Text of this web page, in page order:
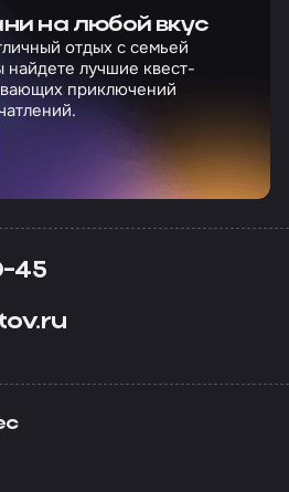
на любой вкус
отдых с семьей
найдете лучшие квест-
приключений
45